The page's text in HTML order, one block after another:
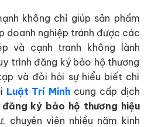
không chỉ giúp sản phẩm
doanh nghiệp tránh được các
và cạnh tranh không lành
trình đăng ký bảo hộ thương
và đòi hỏi sự hiểu biết chi
Luật Trí Minh cung cấp dịch
ký bảo hộ thương hiệu
chuyên viên nhiều năm kinh